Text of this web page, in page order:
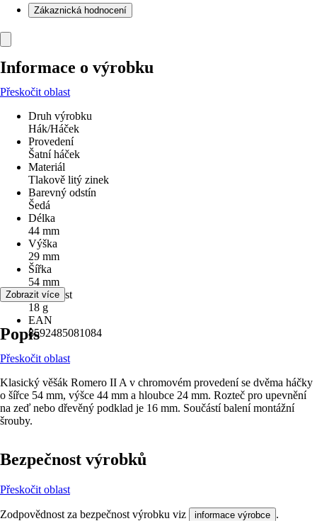
Zákaznická hodnocení
Informace o výrobku
Přeskočit oblast
Druh výrobku
Hák/Háček
Provedení
Šatní háček
Materiál
Tlakově litý zinek
Barevný odstín
Šedá
Délka
44 mm
Výška
29 mm
Šířka
54 mm
Hmotnost
18 g
EAN
8592485081084
Zobrazit více
Popis
Přeskočit oblast
Klasický věšák Romero II A v chromovém provedení se dvěma háčky
o šířce 54 mm, výšce 44 mm a hloubce 24 mm. Rozteč pro upevnění
na zeď nebo dřevěný podklad je 16 mm. Součástí balení montážní
šrouby.
Bezpečnost výrobků
Přeskočit oblast
Zodpovědnost za bezpečnost výrobku viz informace výrobce .